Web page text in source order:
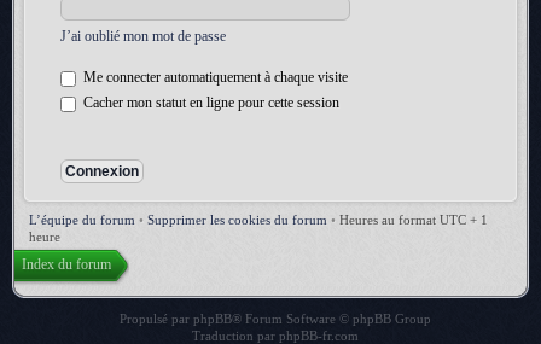
J’ai oublié mon mot de passe
Me connecter automatiquement à chaque visite
Cacher mon statut en ligne pour cette session
L’équipe du forum • Supprimer les cookies du forum • Heures au format UTC + 1
heure
Index du forum
Propulsé par phpBB® Forum Software © phpBB Group
Traduction par phpBB-fr.com